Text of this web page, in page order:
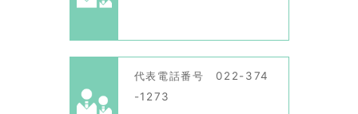
代表電話番号 022-374
-1273